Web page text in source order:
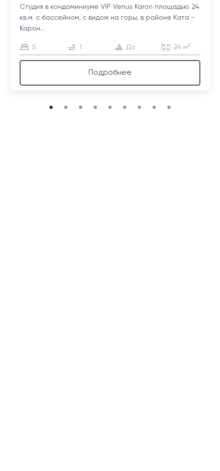
Студия в кондоминиуме VIP Venus Karon площадью 24
кв.м. с бассейном, с видом на горы, в районе Ката -
Карон...
S 1 Да 24 м²
Подробнее